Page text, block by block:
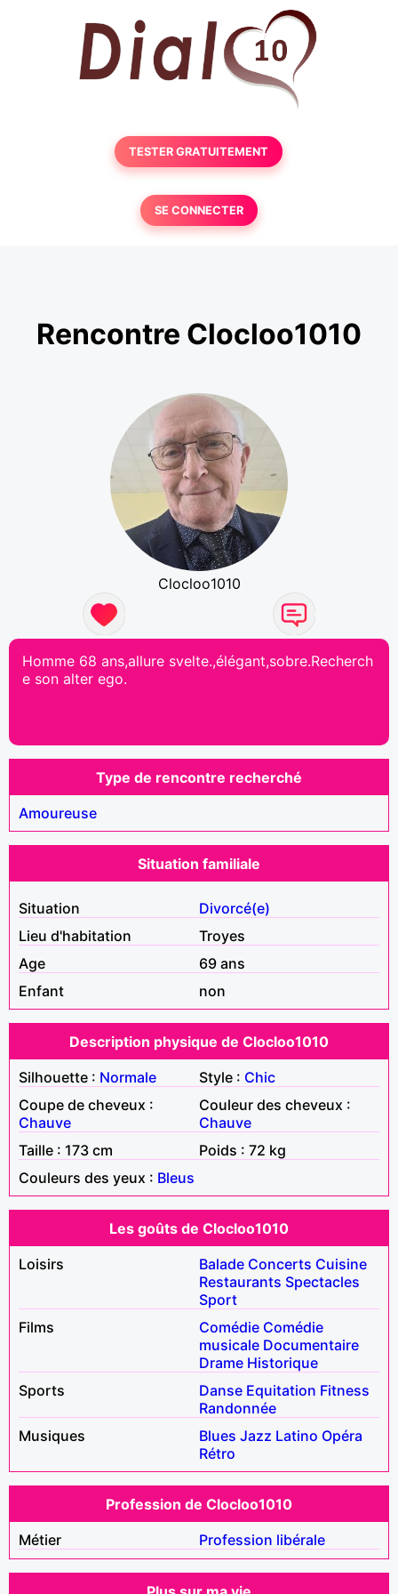
TESTER GRATUITEMENT
SE CONNECTER
Rencontre Clocloo1010
Clocloo1010
Homme 68 ans,allure svelte.,élégant,sobre.Recherch
e son alter ego.
Type de rencontre recherché
Amoureuse
Situation familiale
Situation
Divorcé(e)
Lieu d'habitation
Troyes
Age
69 ans
Enfant
non
Description physique de Clocloo1010
Silhouette : Normale Style : Chic
Coupe de cheveux :
Chauve
Couleur des cheveux :
Chauve
Taille : 173 cm
Poids : 72 kg
Couleurs des yeux : Bleus
Les goûts de Clocloo1010
Loisirs
Balade Concerts Cuisine
Restaurants Spectacles
Sport
Films
Comédie Comédie
musicale Documentaire
Drame Historique
Sports
Danse Equitation Fitness
Randonnée
Musiques
Blues Jazz Latino Opéra
Rétro
Profession de Clocloo1010
Métier
Profession libérale